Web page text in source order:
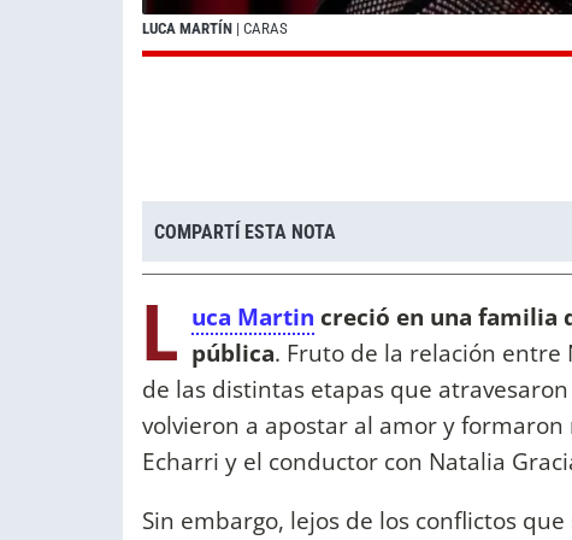
LUCA MARTÍN | CARAS
COMPARTÍ ESTA NOTA
L uca Martin creció en una familia
pública. Fruto de la relación
de las distintas etapas que
volvieron a apostar al amor y
Echarri y el conductor con Natalia
Sin embargo, lejos de los conflictos